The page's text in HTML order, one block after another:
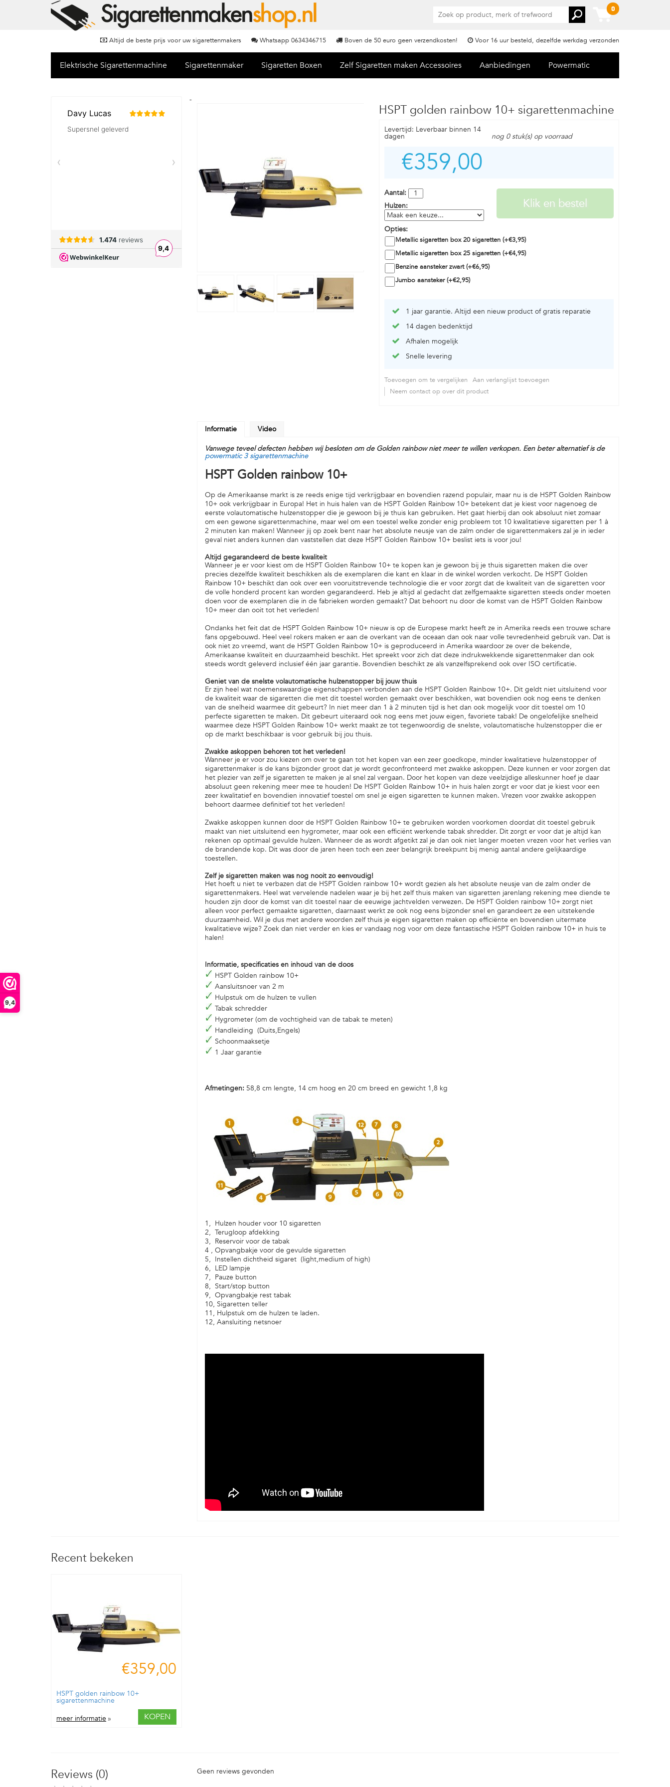
9,4
0
Voor 16 uur besteld, dezelfde werkdag verzonden
Boven de 50 euro geen verzendkosten!
Whatsapp 0634346715
Altijd de beste prijs voor uw sigarettenmakers
Elektrische Sigarettenmachine Sigarettenmaker Sigaretten Boxen Zelf Sigaretten maken Accessoires Aanbiedingen Powermatic
-
HSPT golden rainbow 10+ sigarettenmachine
Levertijd: Leverbaar binnen 14
dagen nog 0 stuk(s) op voorraad
€359,00
Aantal:
Hulzen:
Opties:
Metallic sigaretten box 20 sigaretten (+€3,95)
Metallic sigaretten box 25 sigaretten (+€4,95)
Benzine aansteker zwart (+€6,95)
Jumbo aansteker (+€2,95)
1 jaar garantie. Altijd een nieuw product of gratis reparatie
14 dagen bedenktijd
Afhalen mogelijk
Snelle levering
Toevoegen om te vergelijken
Aan verlanglijst toevoegen
Neem contact op over dit product
Informatie Video
Vanwege teveel defecten hebben wij besloten om de Golden rainbow niet meer te willen verkopen. Een beter alternatief is de
powermatic 3 sigarettenmachine
HSPT Golden rainbow 10+
Op de Amerikaanse markt is ze reeds enige tijd verkrijgbaar en bovendien razend populair, maar nu is de HSPT Golden Rainbow
10+ ook verkrijgbaar in Europa! Het in huis halen van de HSPT Golden Rainbow 10+ betekent dat je kiest voor nagenoeg de
eerste volautomatische hulzenstopper die je gewoon bij je thuis kan gebruiken. Het gaat hierbij dan ook absoluut niet zomaar
om een gewone sigarettenmachine, maar wel om een toestel welke zonder enig probleem tot 10 kwalitatieve sigaretten per 1 à
2 minuten kan maken! Wanneer jij op zoek bent naar het absolute neusje van de zalm onder de sigarettenmakers zal je in ieder
geval niet anders kunnen dan vaststellen dat deze HSPT Golden Rainbow 10+ beslist iets is voor jou!
Altijd gegarandeerd de beste kwaliteit
Wanneer je er voor kiest om de HSPT Golden Rainbow 10+ te kopen kan je gewoon bij je thuis sigaretten maken die over
precies dezelfde kwaliteit beschikken als de exemplaren die kant en klaar in de winkel worden verkocht. De HSPT Golden
Rainbow 10+ beschikt dan ook over een vooruitstrevende technologie die er voor zorgt dat de kwaliteit van de sigaretten voor
de volle honderd procent kan worden gegarandeerd. Heb je altijd al gedacht dat zelfgemaakte sigaretten steeds onder moeten
doen voor de exemplaren die in de fabrieken worden gemaakt? Dat behoort nu door de komst van de HSPT Golden Rainbow
10+ meer dan ooit tot het verleden!
Ondanks het feit dat de HSPT Golden Rainbow 10+ nieuw is op de Europese markt heeft ze in Amerika reeds een trouwe schare
fans opgebouwd. Heel veel rokers maken er aan de overkant van de oceaan dan ook naar volle tevredenheid gebruik van. Dat is
ook niet zo vreemd, want de HSPT Golden Rainbow 10+ is geproduceerd in Amerika waardoor ze over de bekende,
Amerikaanse kwaliteit en duurzaamheid beschikt. Het spreekt voor zich dat deze indrukwekkende sigarettenmaker dan ook
steeds wordt geleverd inclusief één jaar garantie. Bovendien beschikt ze als vanzelfsprekend ook over ISO certificatie.
Geniet van de snelste volautomatische hulzenstopper bij jouw thuis
Er zijn heel wat noemenswaardige eigenschappen verbonden aan de HSPT Golden Rainbow 10+. Dit geldt niet uitsluitend voor
de kwaliteit waar de sigaretten die met dit toestel worden gemaakt over beschikken, wat bovendien ook nog eens te denken
van de snelheid waarmee dit gebeurt? In niet meer dan 1 à 2 minuten tijd is het dan ook mogelijk voor dit toestel om 10
perfecte sigaretten te maken. Dit gebeurt uiteraard ook nog eens met jouw eigen, favoriete tabak! De ongelofelijke snelheid
waarmee deze HSPT Golden Rainbow 10+ werkt maakt ze tot tegenwoordig de snelste, volautomatische hulzenstopper die er
op de markt beschikbaar is voor gebruik bij jou thuis.
Zwakke askoppen behoren tot het verleden!
Wanneer je er voor zou kiezen om over te gaan tot het kopen van een zeer goedkope, minder kwalitatieve hulzenstopper of
sigarettenmaker is de kans bijzonder groot dat je wordt geconfronteerd met zwakke askoppen. Deze kunnen er voor zorgen dat
het plezier van zelf je sigaretten te maken je al snel zal vergaan. Door het kopen van deze veelzijdige alleskunner hoef je daar
absoluut geen rekening meer mee te houden! De HSPT Golden Rainbow 10+ in huis halen zorgt er voor dat je kiest voor een
zeer kwalitatief en bovendien innovatief toestel om snel je eigen sigaretten te kunnen maken. Vrezen voor zwakke askoppen
behoort daarmee definitief tot het verleden!
Zwakke askoppen kunnen door de HSPT Golden Rainbow 10+ te gebruiken worden voorkomen doordat dit toestel gebruik
maakt van niet uitsluitend een hygrometer, maar ook een efficiënt werkende tabak shredder. Dit zorgt er voor dat je altijd kan
rekenen op optimaal gevulde hulzen. Wanneer de as wordt afgetikt zal je dan ook niet langer moeten vrezen voor het verlies van
de brandende kop. Dit was door de jaren heen toch een zeer belangrijk breekpunt bij menig aantal andere gelijkaardige
toestellen.
Zelf je sigaretten maken was nog nooit zo eenvoudig!
Het hoeft u niet te verbazen dat de HSPT Golden rainbow 10+ wordt gezien als het absolute neusje van de zalm onder de
sigarettenmakers. Heel wat vervelende nadelen waar je bij het zelf thuis maken van sigaretten jarenlang rekening mee diende te
houden zijn door de komst van dit toestel naar de eeuwige jachtvelden verwezen. De HSPT Golden rainbow 10+ zorgt niet
alleen voor perfect gemaakte sigaretten, daarnaast werkt ze ook nog eens bijzonder snel en garandeert ze een uitstekende
duurzaamheid. Wil je dus met andere woorden zelf thuis je eigen sigaretten maken op efficiënte en bovendien uitermate
kwalitatieve wijze? Zoek dan niet verder en kies er vandaag nog voor om deze fantastische HSPT Golden rainbow 10+ in huis te
halen!
Informatie, specificaties en inhoud van de doos
HSPT Golden rainbow 10+
Aansluitsnoer van 2 m
Hulpstuk om de hulzen te vullen
Tabak schredder
Hygrometer (om de vochtigheid van de tabak te meten)
Handleiding (Duits,Engels)
Schoonmaaksetje
1 Jaar garantie
Afmetingen:58,8 cm lengte, 14 cm hoog en 20 cm breed en gewicht 1,8 kg
1, Hulzen houder voor 10 sigaretten
2, Terugloop afdekking
3, Reservoir voor de tabak
4 , Opvangbakje voor de gevulde sigaretten
5, Instellen dichtheid sigaret (light,medium of high)
6, LED lampje
7, Pauze button
8, Start/stop button
9, Opvangbakje rest tabak
10, Sigaretten teller
11, Hulpstuk om de hulzen te laden.
12, Aansluiting netsnoer
Recent bekeken
€359,00
HSPT golden rainbow 10+
sigarettenmachine
meer informatie » KOPEN
Reviews (0) Geen reviews gevonden